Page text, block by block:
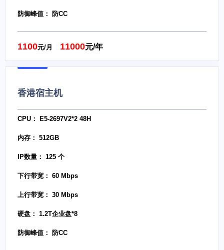
防御峰值： 防CC
1100元/月 11000元/年
香港宿主机
CPU： E5-2697V2*2 48H
内存： 512GB
IP数量： 125 个
下行带宽： 60 Mbps
上行带宽： 30 Mbps
硬盘： 1.2T企业盘*8
防御峰值： 防CC